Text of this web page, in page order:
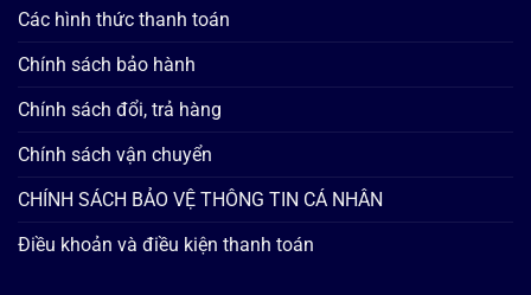
Các hình thức thanh toán
Chính sách bảo hành
Chính sách đổi, trả hàng
Chính sách vận chuyển
CHÍNH SÁCH BẢO VỆ THÔNG TIN CÁ NHÂN
Điều khoản và điều kiện thanh toán